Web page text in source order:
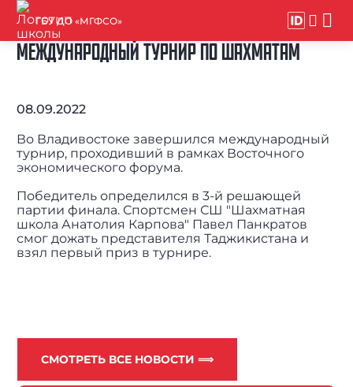
ГБУ ДО «МГФСО»
МЕЖДУНАРОДНЫЙ ТУРНИР ПО ШАХМАТАМ
08.09.2022
Во Владивостоке завершился международный
турнир, проходивший в рамках Восточного
экономического форума.
Победитель определился в 3-й решающей
партии финала. Спортсмен СШ "Шахматная
школа Анатолия Карпова" Павел Панкратов
смог дожать представителя Таджикистана и
взял первый приз в турнире.
СМОТРЕТЬ ВСЕ НОВОСТИ ⟹